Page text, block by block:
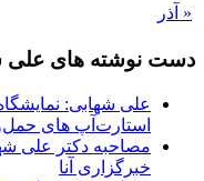
« آذر
دست نوشته های علی
علی شهابی:
استارت‌آپ های
مصاحبه دکتر علی
خبرگزاری آنا